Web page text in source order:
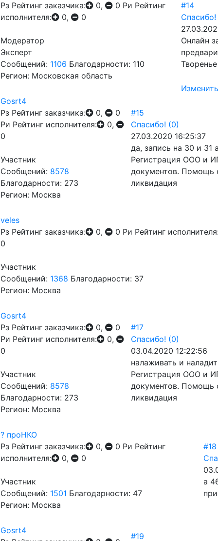
Рз Рейтинг заказчика: 0, 0 Ри Рейтинг
исполнителя:
0, 0
Модератор
Эксперт
Сообщений: 1106 Благодарности: 110
Регион: Московская область
#14
Спасибо!
Онлайн
Изменить
Gosrt4
Рз Рейтинг заказчика: 0,
0
Ри Рейтинг исполнителя:
0,
0
Участник
Сообщений: 8578
Благодарности: 273
Регион: Москва
#15
Спасибо! (0)
27.03.2020 16:25:37
да, запись на 30 и 31
Регистрация ООО и
документов. Помощь
ликвидация
veles
Рз Рейтинг заказчика: 0, 0 Ри Рейтинг
0
Участник
Сообщений: 1368 Благодарности: 37
Регион: Москва
Gosrt4
Рз Рейтинг заказчика: 0,
0
Ри Рейтинг исполнителя:
0,
0
Участник
Сообщений: 8578
Благодарности: 273
Регион: Москва
#17
Спасибо! (0)
03.04.2020 12:22:56
налаживать и
Регистрация ООО и
документов. Помощь
ликвидация
? проНКО
Рз Рейтинг заказчика: 0, 0 Ри Рейтинг
исполнителя:
0, 0
Участник
Сообщений: 1501 Благодарности: 47
Регион: Москва
#18
а
Gosrt4
#19